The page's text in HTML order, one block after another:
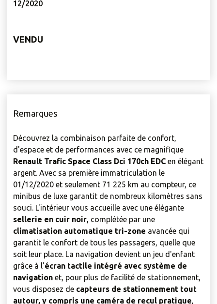
12/2020
VENDU
Remarques
Découvrez la combinaison parfaite de confort,
d'espace et de performances avec ce magnifique
Renault Trafic Space Class Dci 170ch EDC en élégant
argent. Avec sa première immatriculation le
01/12/2020 et seulement 71 225 km au compteur, ce
minibus de luxe garantit de nombreux kilomètres sans
souci. L'intérieur vous accueille avec une élégante
sellerie en cuir noir, complétée par une
climatisation automatique tri-zone avancée qui
garantit le confort de tous les passagers, quelle que
soit leur place. La navigation devient un jeu d'enfant
grâce à l'écran tactile intégré avec système de
navigation et, pour plus de facilité de stationnement,
vous disposez de capteurs de stationnement tout
autour, y compris une caméra de recul pratique,